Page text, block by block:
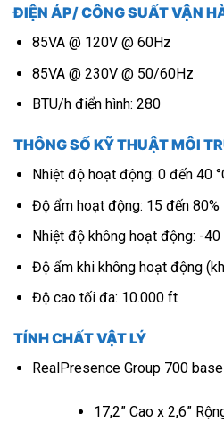
ĐIỆN ÁP/ CÔNG SUẤT VẬN
85VA @ 120V @ 60Hz
85VA @ 230V @ 50/60Hz
BTU/h điển hình: 280
THÔNG SỐ KỸ THUẬT MÔI
Nhiệt độ hoạt động: 0 đến 40
Độ ẩm hoạt động: 15 đến 80%
Nhiệt độ không hoạt động: -40
Độ ẩm khi không hoạt động
Độ cao tối đa: 10.000 ft
TÍNH CHẤT VẬT LÝ
RealPresence Group 700
17,2” Cao x 2,6”